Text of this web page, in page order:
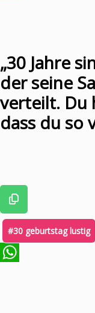
„30 Jahre
der seine
verteilt. Du
dass du so
#30 geburtstag lustig